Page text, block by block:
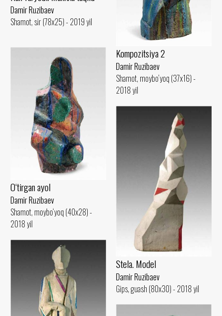
Damir Ruzibaev
Shamot, sir (78x25) - 2019 yil
Kompozitsiya 2
Damir Ruzibaev
Shamot, moybo‘yoq (37x16) -
2018 yil
O‘tirgan ayol
Damir Ruzibaev
Shamot, moybo‘yoq (40x28) -
2018 yil
Stela. Model
Damir Ruzibaev
Gips, guash (80x30) - 2018 yil